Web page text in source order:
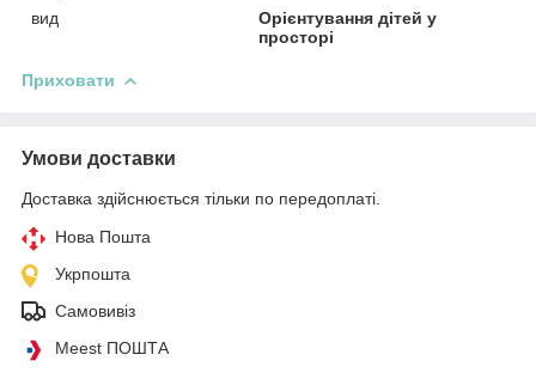
вид
Орієнтування дітей у
просторі
Приховати
Умови доставки
Доставка здійснюється тільки по передоплаті.
Нова Пошта
Укрпошта
Самовивіз
Meest ПОШТА